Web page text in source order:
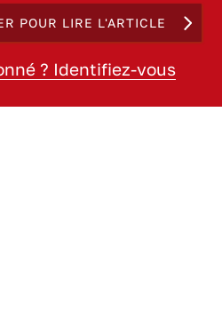
POUR LIRE L'ARTICLE
? Identifiez-vous